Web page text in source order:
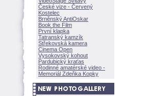
České vize - Červený
Kostelec
Brněnský AntiOskar
Book the Film
První klapka
Tatranský kamzík
Střekovská kamera
Cinema Open
Vysokovský kohout
Pardubický kraťas
Rodinné amatérské video -
Memoriál Zdeňka Kopky